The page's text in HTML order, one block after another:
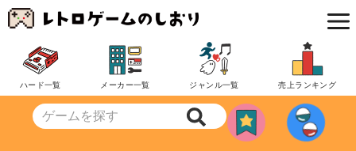
コ
ン
ツ
ハード一覧 メーカー一覧 ジャンル一覧 売上ランキング